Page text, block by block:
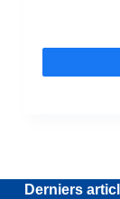
Derniers